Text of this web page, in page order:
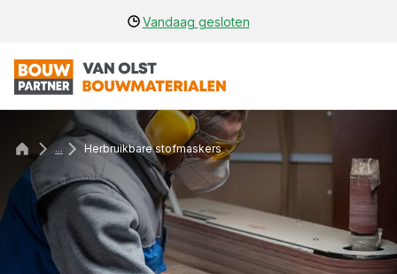
Vandaag gesloten
... Herbruikbare stofmaskers